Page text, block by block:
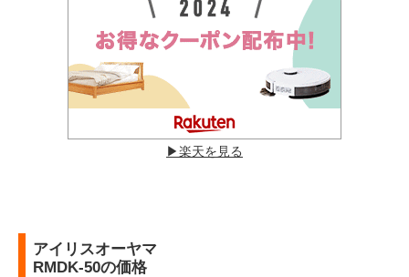
▶︎楽天を見る
アイリスオーヤマ
RMDK-50の価格